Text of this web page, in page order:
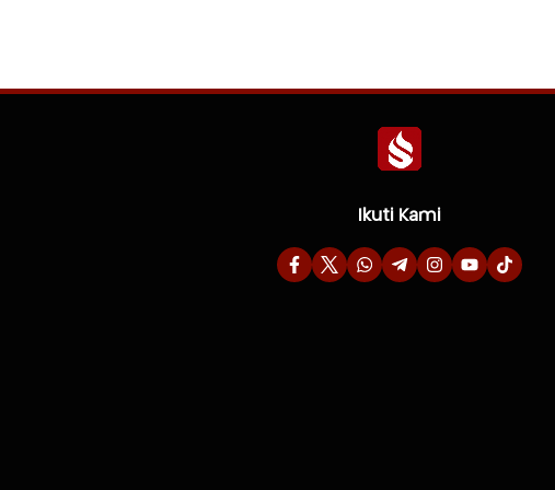
Ikuti Kami